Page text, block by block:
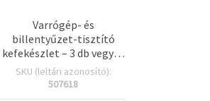
Varrógép- és
billentyűzet-tisztító
kefekészlet – 3 db vegyes
méretben: 14 cm, 17 cm,
17,5 cm
SKU (leltári azonosító):
507618